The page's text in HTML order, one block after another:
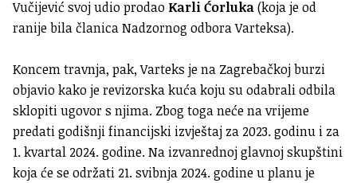
Vučijević svoj udio prodao Karli Ćorluka(koja je od
ranije bila članica Nadzornog odbora Varteksa).
Koncem travnja, pak, Varteks je na Zagrebačkoj burzi
objavio kako je revizorska kuća koju su odabrali odbila
sklopiti ugovor s njima. Zbog toga neće na vrijeme
predati godišnji financijski izvještaj za 2023. godinu i za
1. kvartal 2024. godine. Na izvanrednoj glavnoj skupštini
koja će se održati 21. svibnja 2024. godine u planu je